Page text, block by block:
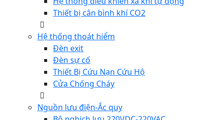
Thiết bị cân bình khí CO2
Hệ thống thoát hiểm
Đèn exit
Đèn sự cố
Thiết Bị Cứu Nạn Cứu Hộ
Cửa Chống Cháy
Nguồn lưu điện-Ắc quy